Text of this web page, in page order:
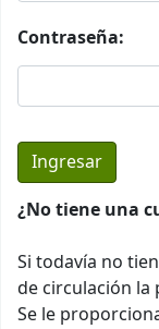
Contraseña:
¿No tiene una
Si todavía no
de circulación la
Se le